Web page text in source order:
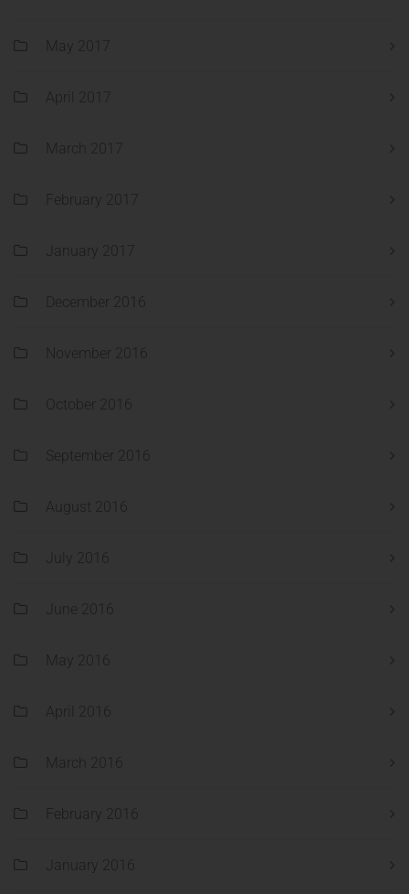
May 2017
April 2017
March 2017
February 2017
January 2017
December 2016
November 2016
October 2016
September 2016
August 2016
July 2016
June 2016
May 2016
April 2016
March 2016
February 2016
January 2016